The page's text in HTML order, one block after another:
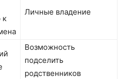
к
Личные владение
Возможность
подселить
родственников